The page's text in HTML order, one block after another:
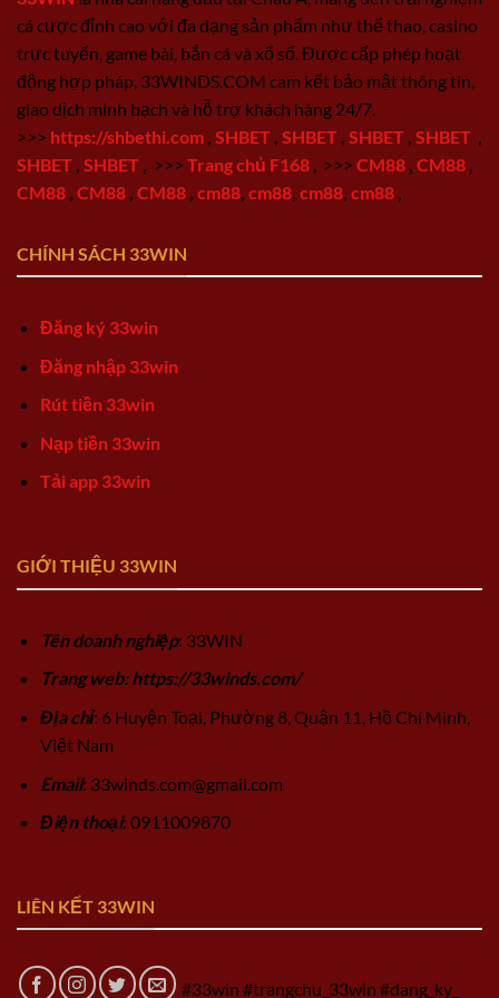
cá cược đỉnh cao với đa dạng sản phẩm như thể thao, casino
trực tuyến, game bài, bắn cá và xổ số. Được cấp phép hoạt
động hợp pháp, 33WINDS.COM cam kết bảo mật thông tin,
giao dịch minh bạch và hỗ trợ khách hàng 24/7.
>>> https://shbethi.com SHBET SHBET SHBET SHBET
SHBET SHBET >>> Trang chủ F168 >>> CM88 CM88
CM88 CM88 CM88 cm88 cm88 cm88 cm88
CHÍNH SÁCH 33WIN
Đăng ký 33win
Đăng nhập 33win
Rút tiền 33win
Nạp tiền 33win
Tải app 33win
GIỚI THIỆU 33WIN
Tên doanh nghiệp: 33WIN
Trang web: https://33winds.com/
Địa chỉ: 6 Huyện Toại, Phường 8, Quận 11, Hồ Chí Minh,
Việt Nam
Email: 33winds.com@gmail.com
Điện thoại: 0911009870
LIÊN KẾT 33WIN
#33win #trangchu_33win #dang_ky_